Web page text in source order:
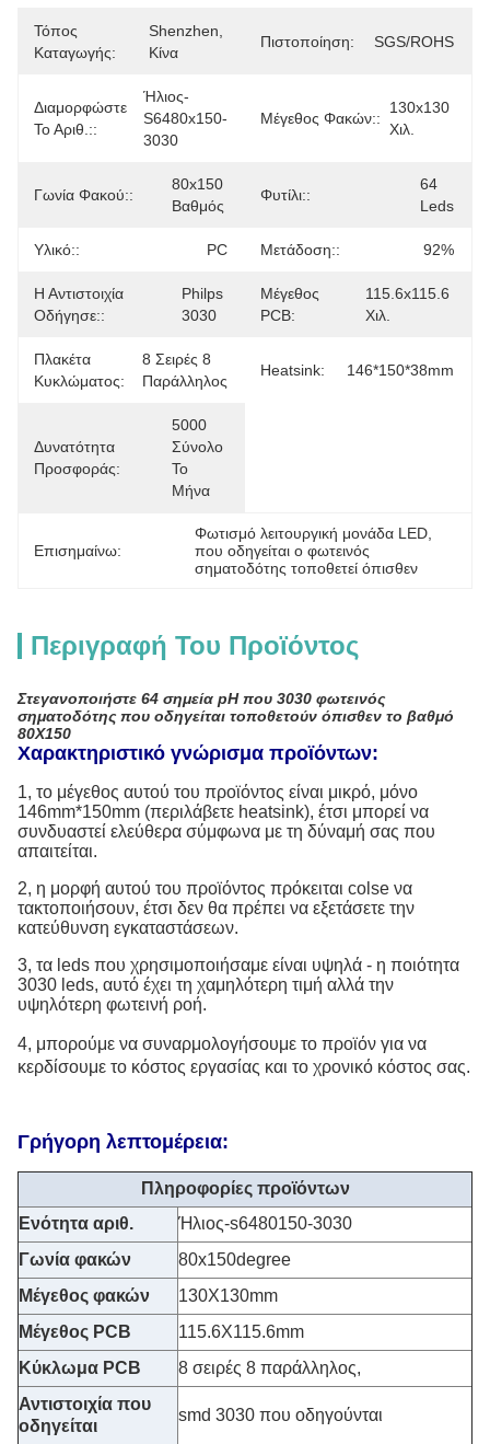
Τόπος
Καταγωγής:
Shenzhen,
Κίνα
Πιστοποίηση: SGS/ROHS
Διαμορφώστε
Το Αριθ.::
Ήλιος-
S6480x150-
3030
Μέγεθος Φακών::
130x130
Χιλ.
Γωνία Φακού::
80x150
Βαθμός
Φυτίλι::
64
Leds
Υλικό:: PC Μετάδοση:: 92%
Η Αντιστοιχία
Οδήγησε::
Philps
3030
Μέγεθος
PCB:
115.6x115.6
Χιλ.
Πλακέτα
Κυκλώματος:
8 Σειρές 8
Παράλληλος
Heatsink: 146*150*38mm
Δυνατότητα
Προσφοράς:
5000
Σύνολο
Το
Μήνα
Επισημαίνω:
Φωτισμό λειτουργική μονάδα LED
που οδηγείται ο φωτεινός
σηματοδότης τοποθετεί όπισθεν
Περιγραφή Του Προϊόντος
Στεγανοποιήστε 64 σημεία pH που 3030 φωτεινός
σηματοδότης που οδηγείται τοποθετούν όπισθεν το βαθμό
80X150
Χαρακτηριστικό γνώρισμα προϊόντων:
1, το μέγεθος αυτού του προϊόντος είναι μικρό, μόνο
146mm*150mm (περιλάβετε heatsink), έτσι μπορεί να
συνδυαστεί ελεύθερα σύμφωνα με τη δύναμή σας που
απαιτείται.
2, η μορφή αυτού του προϊόντος πρόκειται colse να
τακτοποιήσουν, έτσι δεν θα πρέπει να εξετάσετε την
κατεύθυνση εγκαταστάσεων.
3, τα leds που χρησιμοποιήσαμε είναι υψηλά - η ποιότητα
3030 leds, αυτό έχει τη χαμηλότερη τιμή αλλά την
υψηλότερη φωτεινή ροή.
4, μπορούμε να συναρμολογήσουμε το προϊόν για να
κερδίσουμε το κόστος εργασίας και το χρονικό κόστος σας.
Γρήγορη λεπτομέρεια:
Πληροφορίες προϊόντων
Ενότητα αριθ.
Ήλιος-s6480150-3030
Γωνία φακών
80x150degree
Μέγεθος φακών
130X130mm
Μέγεθος PCB
115.6X115.6mm
Κύκλωμα PCB
8 σειρές 8 παράλληλος,
Αντιστοιχία που
οδηγείται
smd 3030 που οδηγούνται